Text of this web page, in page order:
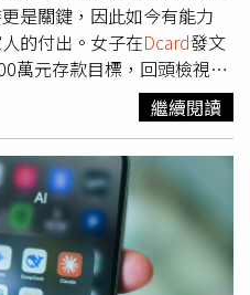
是關鍵，因此如今有能力
的付出。女子在Dcard發文
萬元存款目標，回頭檢視這
勢並非收入特別高，而是家
，也不需要為基本生活費煩
始累積財富。她指出，學生
平時食宿由家中負擔，每週
單純，因此花費不高。除了
而是利用課餘時間經營網路
件增加收入，將賺來的錢持
踏入職場後，她開始獨自負
繼續閱讀